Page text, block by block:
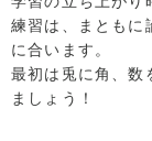
練習は、まともに
に合います。
最初は兎に角、数
ましょう！